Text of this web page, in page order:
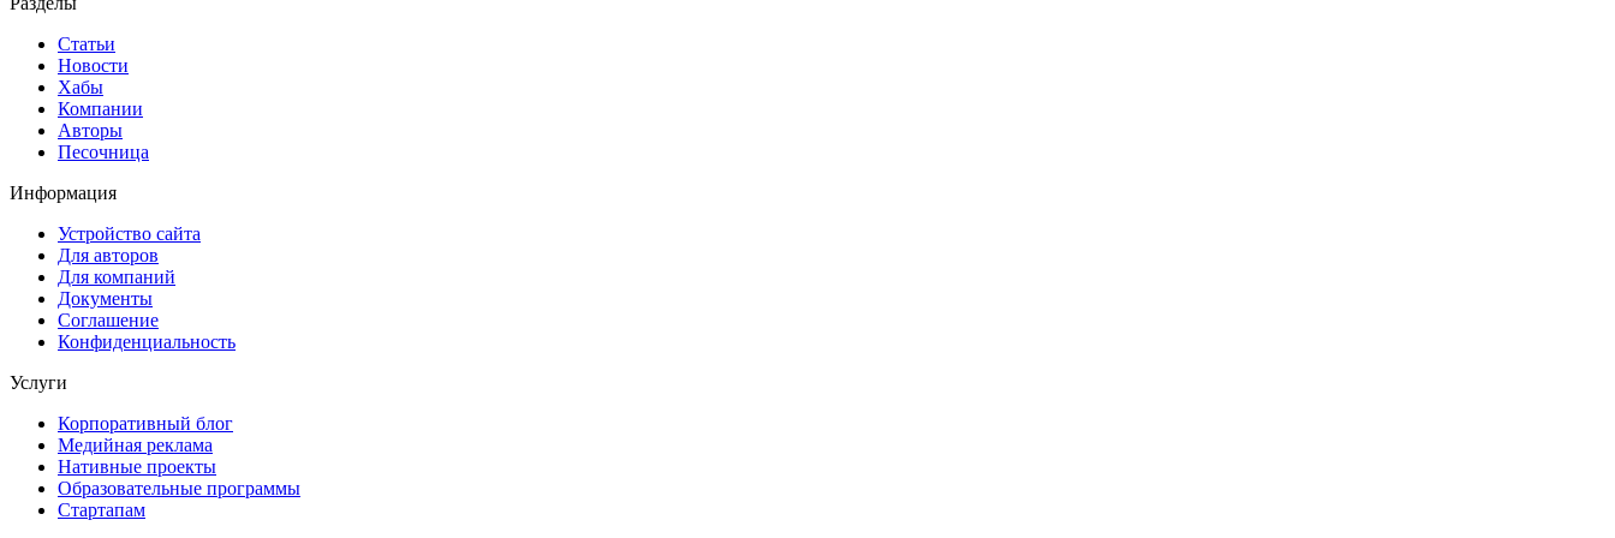
Статьи
Новости
Хабы
Компании
Авторы
Песочница
Информация
Устройство сайта
Для авторов
Для компаний
Документы
Соглашение
Конфиденциальность
Услуги
Корпоративный блог
Медийная реклама
Нативные проекты
Образовательные программы
Стартапам